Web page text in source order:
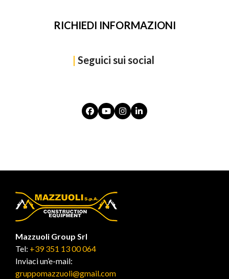
RICHIEDI INFORMAZIONI
| Seguici sui social
Facebook
YouTubeInstagram
LinkedIn
Mazzuoli Group Srl
Tel: +39 351 13 00 064
Inviaci un’e-mail:
gruppomazzuoli@gmail.com